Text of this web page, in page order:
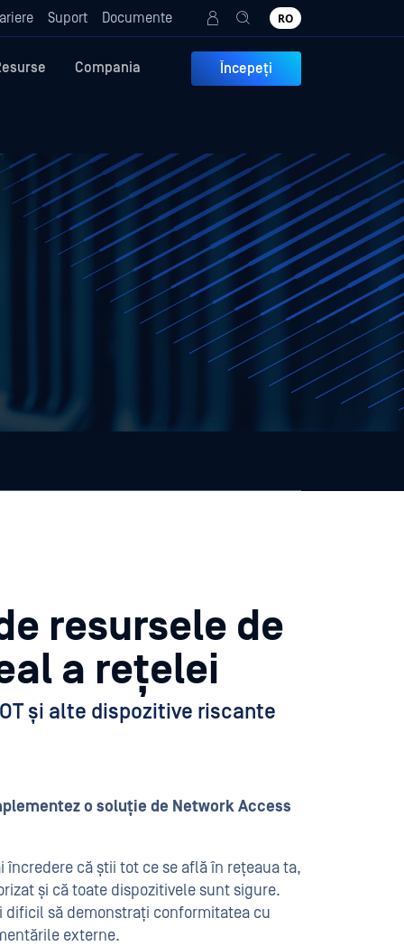
Suport Documente RO
Compania Începeți
resursele de
a rețelei
și alte dispozitive riscante
o soluție de Network Access
încredere că știi tot ce se află în rețeaua ta,
și că toate dispozitivele sunt sigure.
dificil să demonstrați conformitatea cu
externe.